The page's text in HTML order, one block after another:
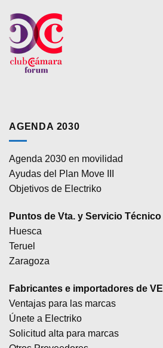
AGENDA 2030
Agenda 2030 en movilidad
Ayudas del Plan Move III
Objetivos de Electriko
Puntos de Vta. y Servicio Técnico
Huesca
Teruel
Zaragoza
Fabricantes e importadores de VE
Ventajas para las marcas
Únete a Electriko
Solicitud alta para marcas